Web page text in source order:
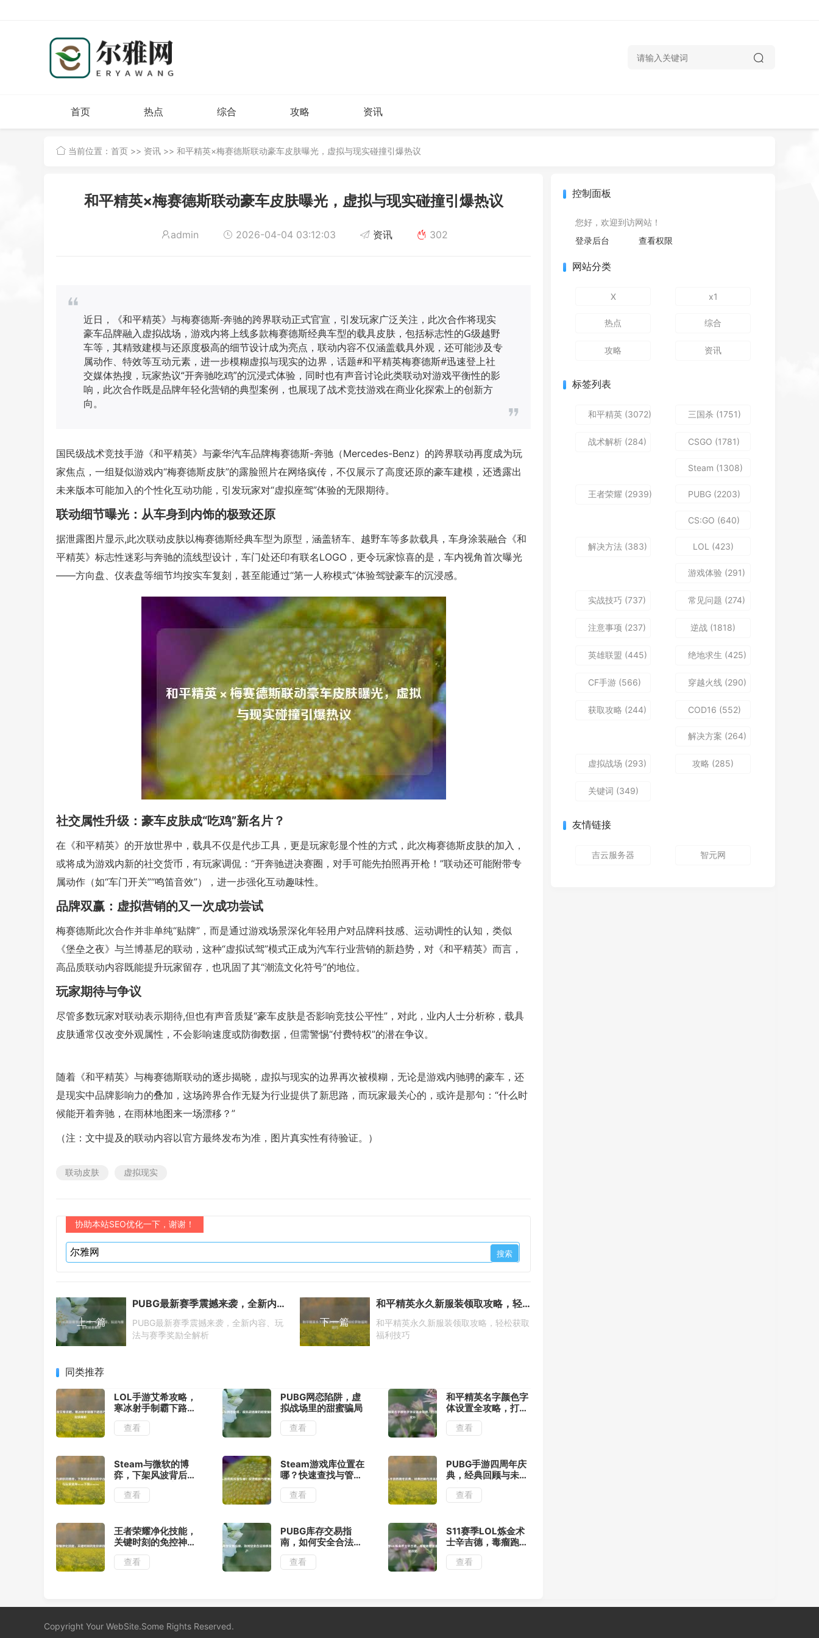
首页 热点 综合 攻略 资讯
当前位置： 首页 >> 资讯 >> 和平精英×梅赛德斯联动豪车皮肤曝光，虚拟与现实碰撞引爆热议
和平精英×梅赛德斯联动豪车皮肤曝光，虚拟与现实碰撞引爆热议
admin 2026-04-04 03:12:03 资讯 302
近日，《和平精英》与梅赛德斯-奔驰的跨界联动正式官宣，引发玩家广泛关注，此次合作将现实
豪车品牌融入虚拟战场，游戏内将上线多款梅赛德斯经典车型的载具皮肤，包括标志性的G级越野
车等，其精致建模与还原度极高的细节设计成为亮点，联动内容不仅涵盖载具外观，还可能涉及专
属动作、特效等互动元素，进一步模糊虚拟与现实的边界，话题#和平精英梅赛德斯#迅速登上社
交媒体热搜，玩家热议“开奔驰吃鸡”的沉浸式体验，同时也有声音讨论此类联动对游戏平衡性的影
响，此次合作既是品牌年轻化营销的典型案例，也展现了战术竞技游戏在商业化探索上的创新方
向。
国民级战术竞技手游《和平精英》与豪华汽车品牌梅赛德斯-奔驰（Mercedes-Benz）的跨界联动再度成为玩
家焦点，一组疑似游戏内“梅赛德斯皮肤”的露脸照片在网络疯传，不仅展示了高度还原的豪车建模，还透露出
未来版本可能加入的个性化互动功能，引发玩家对“虚拟座驾”体验的无限期待。
联动细节曝光：从车身到内饰的极致还原
据泄露图片显示,此次联动皮肤以梅赛德斯经典车型为原型，涵盖轿车、越野车等多款载具，车身涂装融合《和
平精英》标志性迷彩与奔驰的流线型设计，车门处还印有联名LOGO，更令玩家惊喜的是，车内视角首次曝光
——方向盘、仪表盘等细节均按实车复刻，甚至能通过“第一人称模式”体验驾驶豪车的沉浸感。
社交属性升级：豪车皮肤成“吃鸡”新名片？
在《和平精英》的开放世界中，载具不仅是代步工具，更是玩家彰显个性的方式，此次梅赛德斯皮肤的加入，
或将成为游戏内新的社交货币，有玩家调侃：“开奔驰进决赛圈，对手可能先拍照再开枪！”联动还可能附带专
属动作（如“车门开关”“鸣笛音效”），进一步强化互动趣味性。
品牌双赢：虚拟营销的又一次成功尝试
梅赛德斯此次合作并非单纯“贴牌”，而是通过游戏场景深化年轻用户对品牌科技感、运动调性的认知，类似
《堡垒之夜》与兰博基尼的联动，这种“虚拟试驾”模式正成为汽车行业营销的新趋势，对《和平精英》而言，
高品质联动内容既能提升玩家留存，也巩固了其“潮流文化符号”的地位。
玩家期待与争议
尽管多数玩家对联动表示期待,但也有声音质疑“豪车皮肤是否影响竞技公平性”，对此，业内人士分析称，载具
皮肤通常仅改变外观属性，不会影响速度或防御数据，但需警惕“付费特权”的潜在争议。
随着《和平精英》与梅赛德斯联动的逐步揭晓，虚拟与现实的边界再次被模糊，无论是游戏内驰骋的豪车，还
是现实中品牌影响力的叠加，这场跨界合作无疑为行业提供了新思路，而玩家最关心的，或许是那句：“什么时
候能开着奔驰，在雨林地图来一场漂移？”
（注：文中提及的联动内容以官方最终发布为准，图片真实性有待验证。）
联动皮肤 虚拟现实
协助本站SEO优化一下，谢谢！
上一篇
PUBG最新赛季震撼来袭，全新内容、玩法与赛季奖励全解析
PUBG最新赛季震撼来袭，全新内容、玩
法与赛季奖励全解析
下一篇
和平精英永久新服装领取攻略，轻松获取福利技巧
和平精英永久新服装领取攻略，轻松获取
福利技巧
同类推荐
LOL手游艾希攻略，
寒冰射手制霸下路技
巧与新皮肤解析
查看
PUBG网恋陷阱，虚
拟战场里的甜蜜骗局
查看
和平精英名字颜色字
体设置全攻略，打造
个性化ID
查看
Steam与微软的博
弈，下架风波背后的
平台竞争与玩家选择
steam下架
查看
Steam游戏库位置在
哪？快速查找与管理
指南
查看
PUBG手游四周年庆
典，经典回顾与未来
展望
查看
王者荣耀净化技能，
关键时刻的免控神技
解析
查看
PUBG库存交易指
南，如何安全合法转
移游戏资产
查看
S11赛季LOL炼金术
士辛吉德，毒瘤跑酷
流最强出装攻略
查看
控制面板
您好，欢迎到访网站！
登录后台
查看权限
网站分类
X x1
热点 综合
攻略 资讯
标签列表
和平精英 (3072) 三国杀 (1751)
战术解析 (284) CSGO (1781)
Steam (1308)
王者荣耀 (2939) PUBG (2203)
CS:GO (640)
解决方法 (383) LOL (423)
游戏体验 (291)
实战技巧 (737) 常见问题 (274)
注意事项 (237) 逆战 (1818)
英雄联盟 (445) 绝地求生 (425)
CF手游 (566) 穿越火线 (290)
获取攻略 (244) COD16 (552)
解决方案 (264)
虚拟战场 (293) 攻略 (285)
关键词 (349)
友情链接
吉云服务器 智元网
Copyright Your WebSite.Some Rights Reserved.